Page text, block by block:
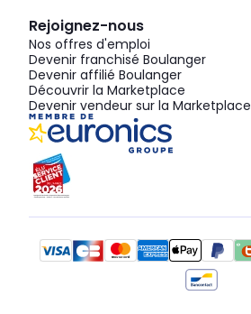
Rejoignez-nous
Nos offres d'emploi
Devenir franchisé Boulanger
Devenir affilié Boulanger
Découvrir la Marketplace
Devenir vendeur sur la Marketplace